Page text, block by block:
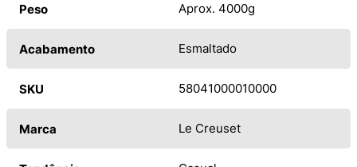
Peso Aprox. 4000g
Acabamento Esmaltado
SKU 58041000010000
Marca Le Creuset